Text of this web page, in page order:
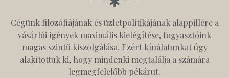
Cégünk filozófiájának és üzletpolitikájának alappillére a
vásárlói igények maximális kielégítése, fogyasztóink
magas szintű kiszolgálása. Ezért kínálatunkat úgy
alakítottuk ki, hogy mindenki megtalálja a számára
legmegfelelőbb pékárut.